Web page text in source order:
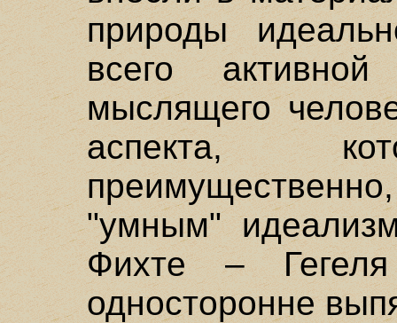
природы
всего
мыслящего
аспекта,
"умным"
Фихте –
односторонне